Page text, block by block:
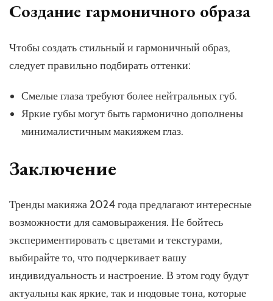
Создание гармоничного образа
Чтобы создать стильный и гармоничный образ,
следует правильно подбирать оттенки:
Смелые глаза требуют более нейтральных губ.
Яркие губы могут быть гармонично дополнены
минималистичным макияжем глаз.
Заключение
Тренды макияжа 2024 года предлагают интересные
возможности для самовыражения. Не бойтесь
экспериментировать с цветами и текстурами,
выбирайте то, что подчеркивает вашу
индивидуальность и настроение. В этом году будут
актуальны как яркие, так и нюдовые тона, которые